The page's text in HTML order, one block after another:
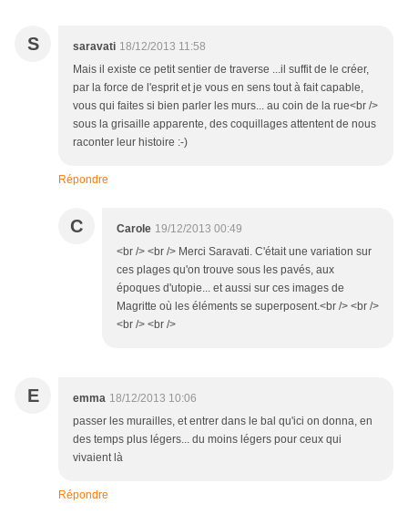
S saravati 18/12/2013 11:58
Mais il existe ce petit sentier de traverse ...il suffit de le créer,
par la force de l'esprit et je vous en sens tout à fait capable,
vous qui faites si bien parler les murs... au coin de la rue<br />
sous la grisaille apparente, des coquillages attentent de nous
raconter leur histoire :-)
Répondre
C Carole 19/12/2013 00:49
<br /> <br /> Merci Saravati. C'était une variation sur
ces plages qu'on trouve sous les pavés, aux
époques d'utopie... et aussi sur ces images de
Magritte où les éléments se superposent.<br /> <br />
<br /> <br />
E emma 18/12/2013 10:06
passer les murailles, et entrer dans le bal qu'ici on donna, en
des temps plus légers... du moins légers pour ceux qui
vivaient là
Répondre